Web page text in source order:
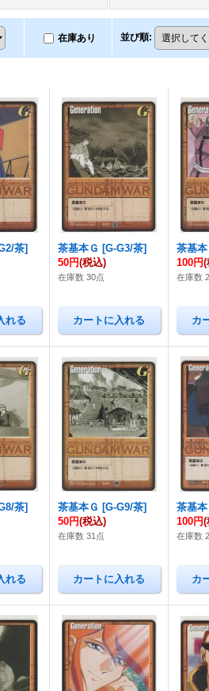
在庫あり 並び順:
茶]
茶基本Ｇ [G-G3/茶]
50円(税込)
在庫数 30点
茶基本
100円(
在庫数
茶]
茶基本Ｇ [G-G9/茶]
50円(税込)
在庫数 31点
茶基本
100円(
在庫数